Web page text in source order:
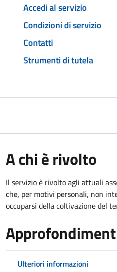
Accedi al servizio
Condizioni di servizio
Contatti
Strumenti di tutela
A chi è rivolto
Il servizio è rivolto agli attuali
che, per motivi personali, non
occuparsi della coltivazione del
Ulteriori informazioni